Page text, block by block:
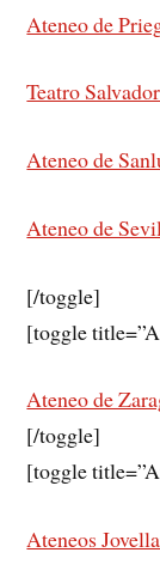
Ateneo de
Teatro
Ateneo de
Ateneo de
[/toggle]
[toggle
Ateneo de
[/toggle]
[toggle
Ateneos